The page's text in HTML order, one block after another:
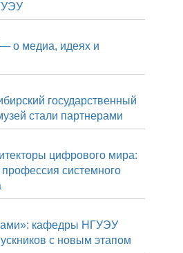
о медиа, идеях и
государственный
стали партнерами
цифрового мира:
профессия системного
кафедры НГУЭУ
с новым этапом